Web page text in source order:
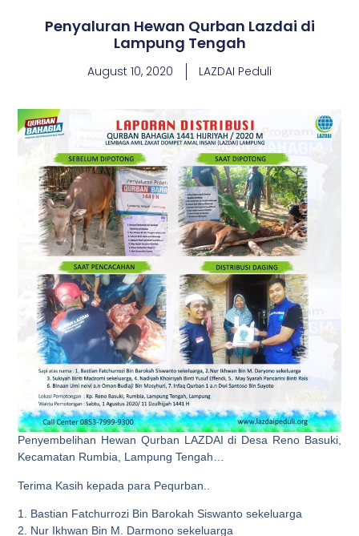
Penyaluran Hewan Qurban Lazdai di
Lampung Tengah
August 10, 2020 LAZDAI Peduli
Penyembelihan Hewan Qurban LAZDAI di Desa Reno Basuki,
Kecamatan Rumbia, Lampung Tengah…
Terima Kasih kepada para Pequrban..
1. Bastian Fatchurrozi Bin Barokah Siswanto sekeluarga
2. Nur Ikhwan Bin M. Darmono sekeluarga